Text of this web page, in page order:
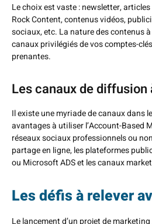
Le choix est vaste : newsletter,
Rock Content, contenus vidéos,
sociaux, etc. La nature des contenus
canaux privilégiés de vos comptes-
prenantes.
Les canaux de
Il existe une myriade de canaux dans
avantages à utiliser l’Account-Based
réseaux sociaux professionnels ou
partage en ligne, les plateformes
ou Microsoft ADS et les canaux
Les défis à relever